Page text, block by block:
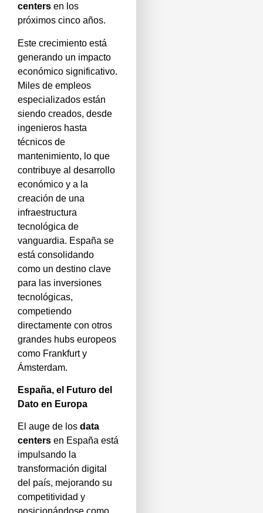
centers en los
próximos cinco años.
Este crecimiento está
generando un impacto
económico significativo.
Miles de empleos
especializados están
siendo creados, desde
ingenieros hasta
técnicos de
mantenimiento, lo que
contribuye al desarrollo
económico y a la
creación de una
infraestructura
tecnológica de
vanguardia. España se
está consolidando
como un destino clave
para las inversiones
tecnológicas,
competiendo
directamente con otros
grandes hubs europeos
como Frankfurt y
Ámsterdam.
España, el Futuro del
Dato en Europa
El auge de los data
centers en España está
impulsando la
transformación digital
del país, mejorando su
competitividad y